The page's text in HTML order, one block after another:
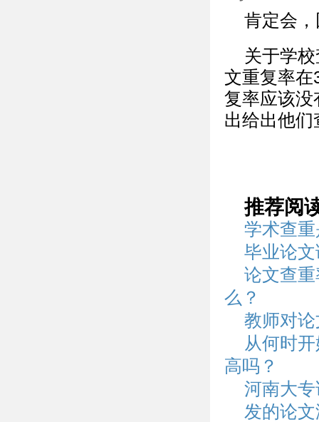
肯定会
关于学
文重复率在
复率应该没
出给出他
推荐阅
学术查
毕业论
论文查
么？
教师对
从何时
高吗？
河南大
发的论